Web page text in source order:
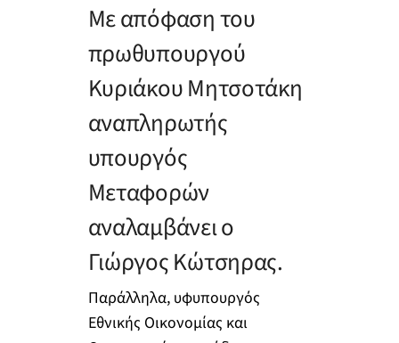
Με απόφαση του
πρωθυπουργού
Κυριάκου Μητσοτάκη
αναπληρωτής
υπουργός
Μεταφορών
αναλαμβάνει ο
Γιώργος Κώτσηρας.
Παράλληλα, υφυπουργός
Εθνικής Οικονομίας και